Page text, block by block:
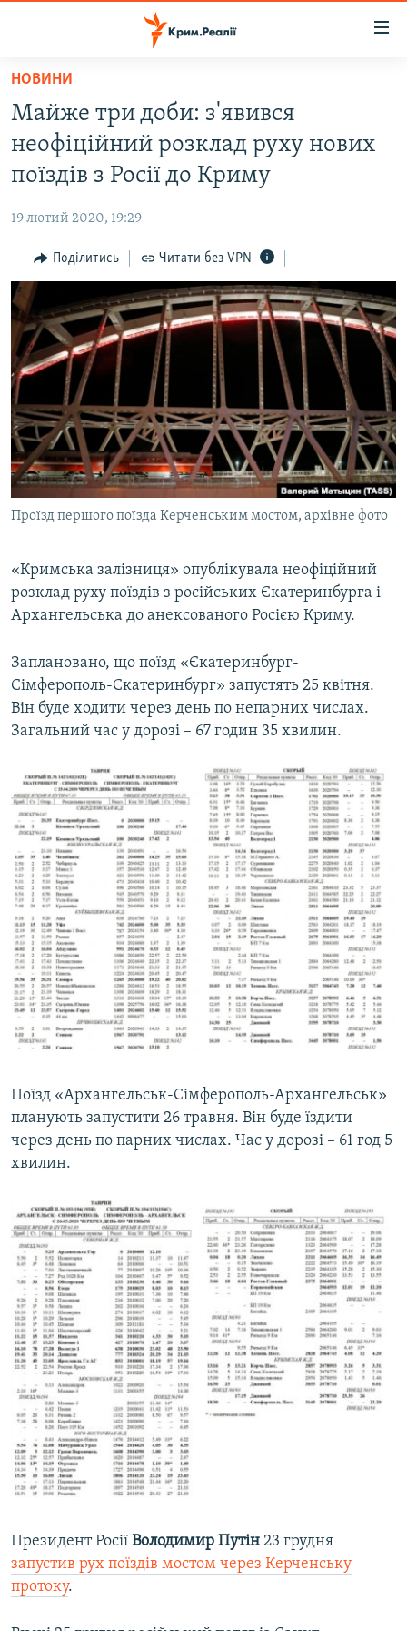
Перейти
основного
матеріалу
Перейти
до
основної
Перейти
до
пошуку
ВОДА.КРИМ
ВІДЕО ТА ФОТО
БЛОГИ
ПОГЛЯД
ІНТЕРВ'Ю
ВСЕ ЗА ДЕНЬ
СПЕЦПРОЕКТИ
ДЕПОРТАЦІЯ
ВІДЕОУРОКИ «ELIFBE»
СВІДЧЕННЯ ОКУПАЦІЇ
УКРАЇНСЬКА ПРОБЛЕМА КРИМУ
ІНФОГРАФІКА
ЯК ОБІЙТИ БЛОКУВАННЯ
Русский
Qırımtatar
ДОЛУЧАЙСЯ!
Усі сайти RFE/RL
НОВИНИ
Майже три доби: з'явився
неофіційний розклад руху нових
поїздів з Росії до Криму
19 лютий 2020, 19:29
Поділитись Читати без VPN
Проїзд першого поїзда Керченським мостом, архівне фото
«Кримська залізниця» опублікувала неофіційний
розклад руху поїздів з російських Єкатеринбурга і
Архангельська до анексованого Росією Криму.
Заплановано, що поїзд «Єкатеринбург-
Сімферополь-Єкатеринбург» запустять 25 квітня.
Він буде ходити через день по непарних числах.
Загальний час у дорозі – 67 годин 35 хвилин.
Поїзд «Архангельськ-Сімферополь-Архангельськ»
планують запустити 26 травня. Він буде їздити
через день по парних числах. Час у дорозі – 61 год 5
хвилин.
Президент Росії Володимир Путін 23 грудня
запустив рух поїздів мостом через Керченську
протоку.